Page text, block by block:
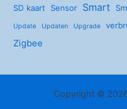
SD kaart
Sensor Smart
Update Updaten Upgrade
Zigbee
Copyright ©